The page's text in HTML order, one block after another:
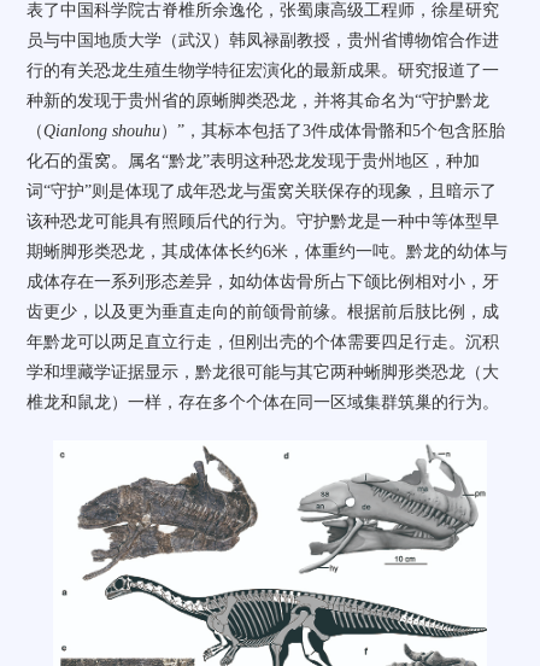
表了中国科学院古脊椎所余逸伦，张蜀康高级工程师，徐星研究
员与中国地质大学（武汉）韩凤禄副教授，贵州省博物馆合作进
行的有关恐龙生殖生物学特征宏演化的最新成果。研究报道了一
种新的发现于贵州省的原蜥脚类恐龙，并将其命名为“守护黔龙
（Qianlong shouhu）”，其标本包括了3件成体骨骼和5个包含胚胎
化石的蛋窝。属名“黔龙”表明这种恐龙发现于贵州地区，种加
词“守护”则是体现了成年恐龙与蛋窝关联保存的现象，且暗示了
该种恐龙可能具有照顾后代的行为。守护黔龙是一种中等体型早
期蜥脚形类恐龙，其成体体长约6米，体重约一吨。黔龙的幼体与
成体存在一系列形态差异，如幼体齿骨所占下颌比例相对小，牙
齿更少，以及更为垂直走向的前颌骨前缘。根据前后肢比例，成
年黔龙可以两足直立行走，但刚出壳的个体需要四足行走。沉积
学和埋藏学证据显示，黔龙很可能与其它两种蜥脚形类恐龙（大
椎龙和鼠龙）一样，存在多个个体在同一区域集群筑巢的行为。